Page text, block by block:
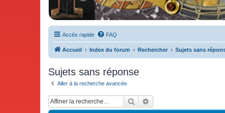
Accès rapide FAQ
Accueil Index du forum Rechercher Sujets sans
Sujets sans réponse
Aller à la recherche avancée
Rechercher